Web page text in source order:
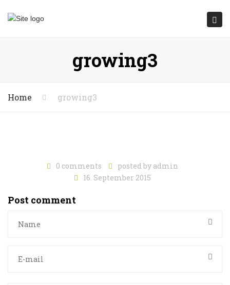
Submit
growing3
Home growing3
0 comments posted by admin
16. September 2015
Post comment